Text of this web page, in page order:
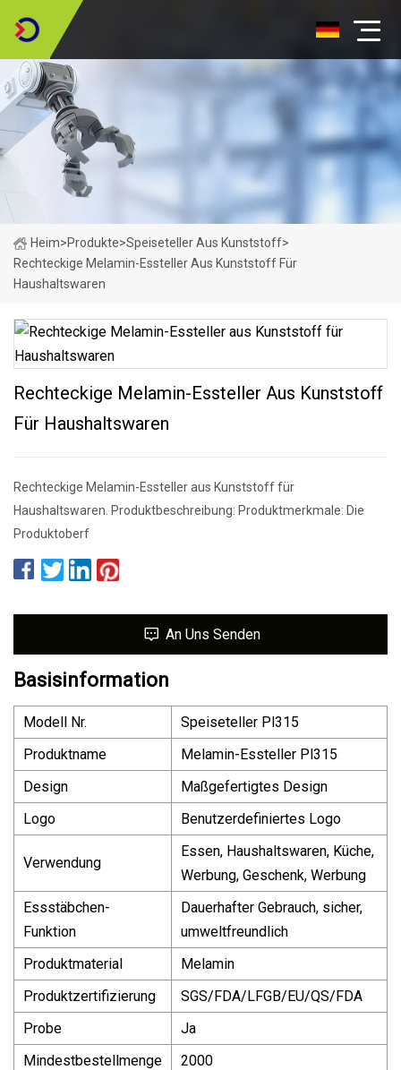
Heim>Produkte>Speiseteller Aus Kunststoff>
Rechteckige Melamin-Essteller Aus Kunststoff Für
Haushaltswaren
Rechteckige Melamin-Essteller Aus Kunststoff
Für Haushaltswaren
Rechteckige Melamin-Essteller aus Kunststoff für
Haushaltswaren. Produktbeschreibung: Produktmerkmale: Die
Produktoberf
An Uns Senden
Basisinformation
Modell Nr.
Speiseteller Pl315
Produktname
Melamin-Essteller Pl315
Design
Maßgefertigtes Design
Logo
Benutzerdefiniertes Logo
Verwendung
Essen, Haushaltswaren, Küche,
Werbung, Geschenk, Werbung
Essstäbchen-
Funktion
Dauerhafter Gebrauch, sicher,
umweltfreundlich
Produktmaterial
Melamin
Produktzertifizierung
SGS/FDA/LFGB/EU/QS/FDA
Probe
Ja
Mindestbestellmenge
2000